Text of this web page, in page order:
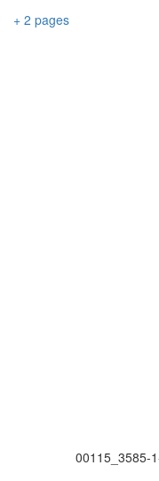
+ 2 pages
00115_3585-